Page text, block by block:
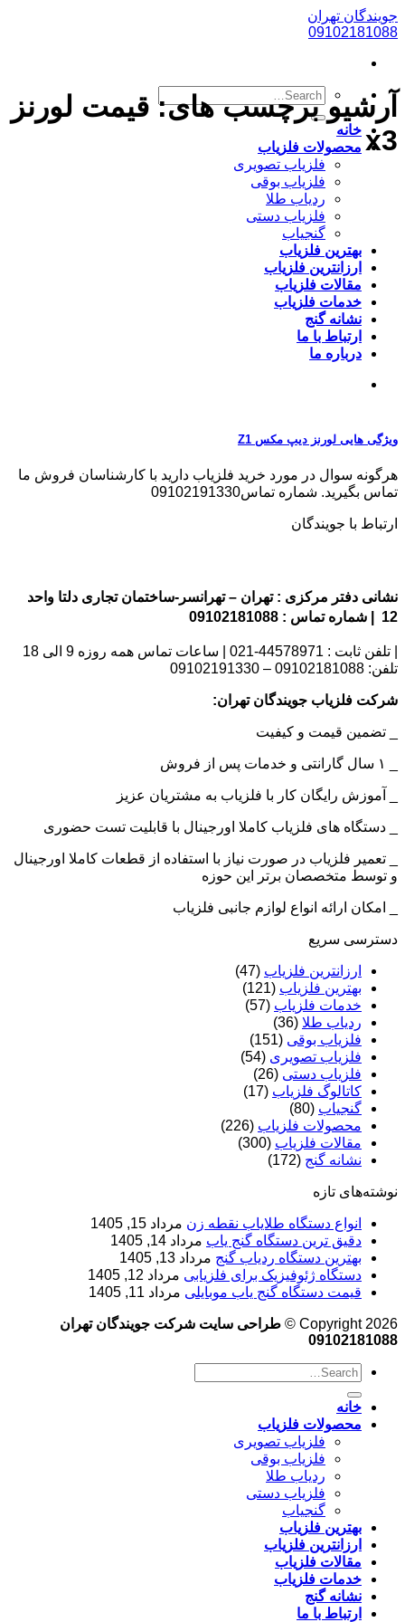
پرش
به
جویندگان تهران
09102181088
خانه
محصولات فلزیاب
فلزیاب تصویری
فلزیاب بوقی
ردیاب طلا
فلزیاب دستی
گنجیاب
بهترین فلزیاب
ارزانترین فلزیاب
مقالات فلزیاب
خدمات فلزیاب
نشانه گنج
ارتباط با ما
درباره ما
آرشیو برچسب های: قیمت لورنز
x3
ویژگی هایی لورنز دیپ مکس Z1
هرگونه سوال در مورد خرید فلزیاب دارید با کارشناسان فروش ما
تماس بگیرید. شماره تماس09102191330
ارتباط با جویندگان
نشانی دفتر مرکزی : تهران – تهرانسر-ساختمان تجاری دلتا واحد
12 | شماره تماس : 09102181088
| تلفن ثابت : 44578971-021 | ساعات تماس همه روزه 9 الی 18
تلفن: 09102181088 – 09102191330
شرکت فلزیاب جویندگان تهران:
_ تضمین قیمت و کیفیت
_ آموزش رایگان کار با فلزیاب به مشتریان عزیز
_ دستگاه های فلزیاب کاملا اورجینال با قابلیت تست حضوری
_ تعمیر فلزیاب در صورت نیاز با استفاده از قطعات کاملا اورجینال
و توسط متخصصان برتر این حوزه
_ امکان ارائه انواع لوازم جانبی فلزیاب
دسترسی سریع
ارزانترین فلزیاب (47)
بهترین فلزیاب (121)
خدمات فلزیاب (57)
ردیاب طلا (36)
فلزیاب بوقی (151)
فلزیاب تصویری (54)
فلزیاب دستی (26)
کاتالوگ فلزیاب (17)
گنجیاب (80)
محصولات فلزیاب (226)
مقالات فلزیاب (300)
نشانه گنج (172)
نوشته‌های تازه
انواع دستگاه طلایاب نقطه زن مرداد 15, 1405
دقیق ترین دستگاه گنج یاب مرداد 14, 1405
بهترین دستگاه ردیاب گنج مرداد 13, 1405
دستگاه ژئوفیزیک برای فلزیابی مرداد 12, 1405
قیمت دستگاه گنج یاب موبایلی مرداد 11, 1405
Copyright 2026 ©
طراحی سایت شرکت جویندگان تهران
09102181088
خانه
محصولات فلزیاب
فلزیاب تصویری
فلزیاب بوقی
ردیاب طلا
فلزیاب دستی
گنجیاب
بهترین فلزیاب
ارزانترین فلزیاب
مقالات فلزیاب
خدمات فلزیاب
نشانه گنج
ارتباط با ما